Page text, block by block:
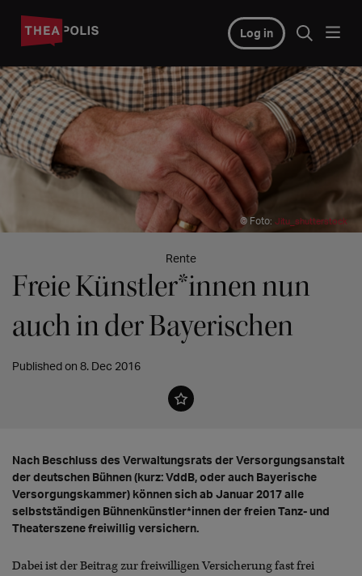
Log in
© Foto: Jitu_shutterstock
Rente
Freie Künstler*innen nun
auch in der Bayerischen
Published on 8. Dec 2016
Nach Beschluss des Verwaltungsrats der Versorgungsanstalt
der deutschen Bühnen (kurz: VddB, oder auch Bayerische
Versorgungskammer) können sich ab Januar 2017 alle
selbstständigen Bühnenkünstler*innen der freien Tanz- und
Theaterszene freiwillig versichern.
Dabei ist der Beitrag zur freiwilligen Versicherung fast frei